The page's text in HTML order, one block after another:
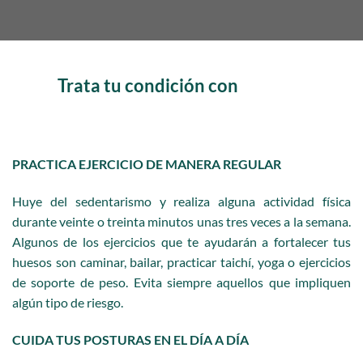
Trata tu condición con
PRACTICA EJERCICIO DE MANERA REGULAR
Huye del sedentarismo y realiza alguna actividad física
duranteveinte o treinta minutos unas tres veces a la semana.
Algunosde los ejercicios que te ayudarán a fortalecer tus
huesos son caminar, bailar, practicar taichí, yoga o ejercicios
de soporte de peso. Evita siempre aquellos que impliquen
algún tipo de riesgo.
CUIDA TUS POSTURAS EN EL DÍA A DÍA